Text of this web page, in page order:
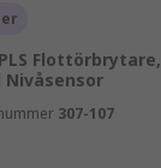
PLS Flottörbrytare,
307-107